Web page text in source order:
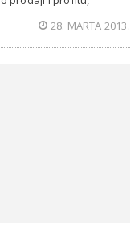
28. MARTA 2013.